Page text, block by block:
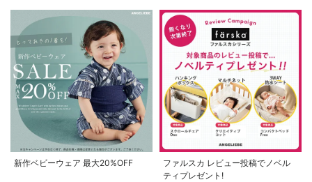
新作ベビーウェア 最大20%OFF
ファルスカ レビュー投稿でノベル
ティプレゼント!